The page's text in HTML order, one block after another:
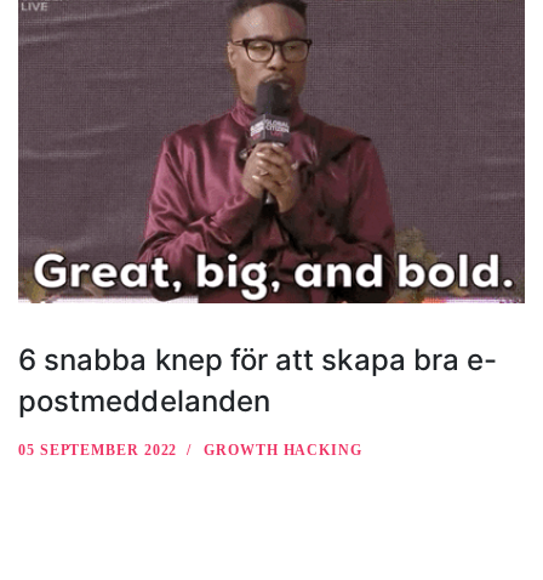
6 snabba knep för att skapa bra e-
postmeddelanden
05 SEPTEMBER 2022 GROWTH HACKING